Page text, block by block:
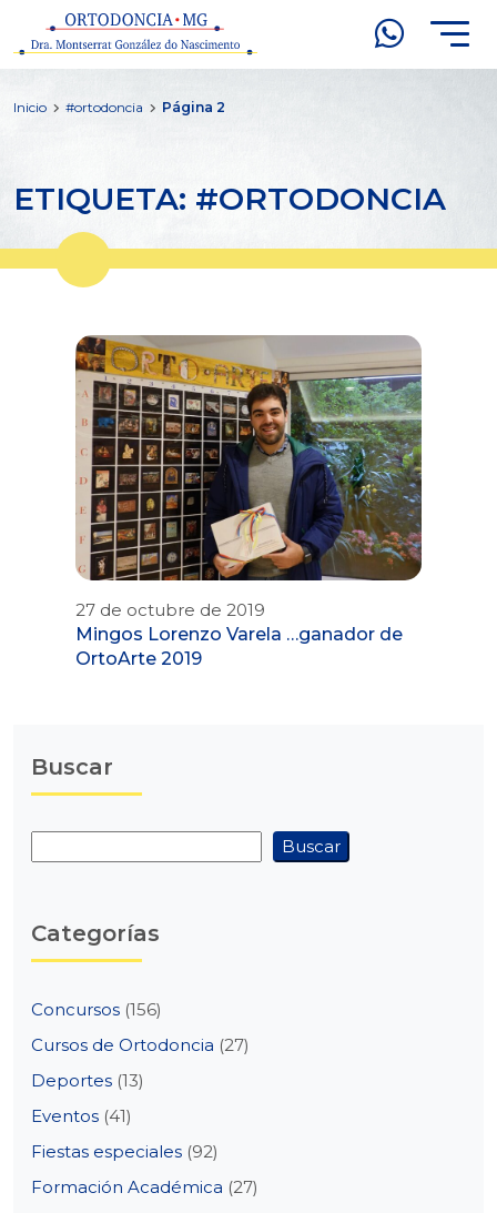
Inicio #ortodoncia Página 2
ETIQUETA: #ORTODONCIA
27 de octubre de 2019
Mingos Lorenzo Varela …ganador de
OrtoArte 2019
Buscar
Buscar
Categorías
Concursos (156)
Cursos de Ortodoncia (27)
Deportes (13)
Eventos (41)
Fiestas especiales (92)
Formación Académica (27)